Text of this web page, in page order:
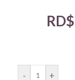
RD$
- +